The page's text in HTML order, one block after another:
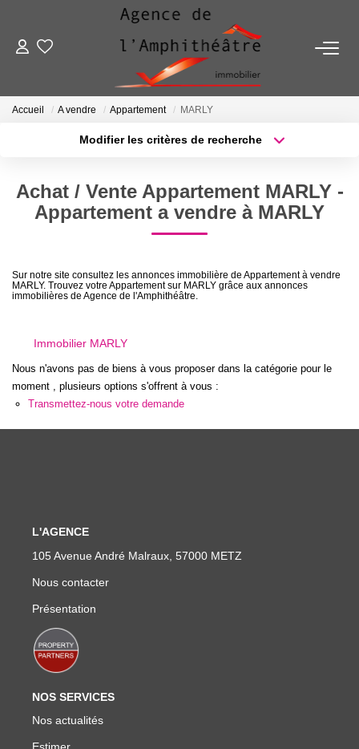
ACHETER
NOTRE AGENCE
Nos Actualités
Accueil A vendre Appartement MARLY
Modifier les critères de recherche
Type de bien
Budget max Plus de critères
Achat / Vente Appartement MARLY -
Appartement a vendre à MARLY
Sur notre site consultez les annonces immobilière de Appartement à vendre
MARLY. Trouvez votre Appartement sur MARLY grâce aux annonces
immobilières de Agence de l'Amphithéâtre.
Immobilier MARLY
Nous n'avons pas de biens à vous proposer dans la catégorie pour le
moment , plusieurs options s'offrent à vous :
Transmettez-nous votre demande
L'AGENCE
105 Avenue André Malraux, 57000 METZ
Nous contacter
Présentation
NOS SERVICES
Nos actualités